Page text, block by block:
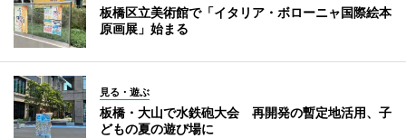
板橋区立美術館で「イタリア・ボローニャ国際絵本
原画展」始まる
見る・遊ぶ
板橋・大山で水鉄砲大会 再開発の暫定地活用、子
どもの夏の遊び場に